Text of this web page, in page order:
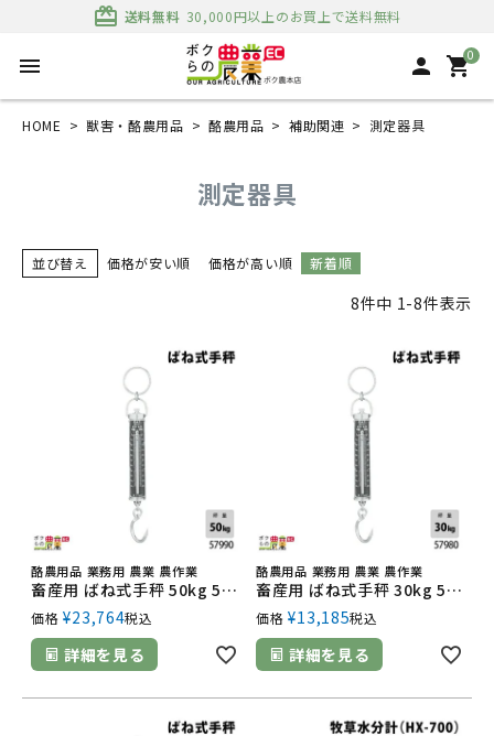
card_giftcard 送料無料 30,000円以上のお買上で送料無料
menu person 0
shopping_cart
HOME 獣害・酪農用品 酪農用品 補助関連 測定器具
測定器具
並び替え 価格が安い順 価格が高い順 新着順
8件中 1-8件表示
酪農用品 業務用 農業 農作業
畜産用 ばね式手秤 50kg 57990 はかり バネ てんびん 畜産 酪農 牧畜 産業動物 牛 豚 養豚 家畜 畜産用品
価格 ¥23,764税込
詳細を見る
酪農用品 業務用 農業 農作業
畜産用 ばね式手秤 30kg 57980 はかり バネ てんびん 畜産用品 酪農用品
価格 ¥13,185税込
詳細を見る